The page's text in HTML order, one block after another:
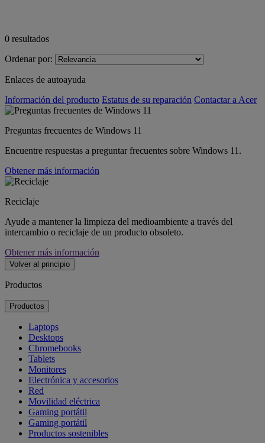
0 resultados
Ordenar por:
Enlaces de autoayuda
Información del producto Estatus de su reparación Contactar a Acer
Preguntas frecuentes de Windows 11
Encuentre respuestas a preguntar frecuentes sobre Windows 11.
Obtener más información
Reciclaje
Ayude a mantener la limpieza del medioambiente a través del
intercambio o reciclaje de un producto obsoleto.
Obtener más información
Volver al principio
Productos
Productos
Laptops
Desktops
Chromebooks
Tablets
Monitores
Electrónica y accesorios
Red
Movilidad eléctrica
Gaming portátil
Gaming portátil
Productos sostenibles